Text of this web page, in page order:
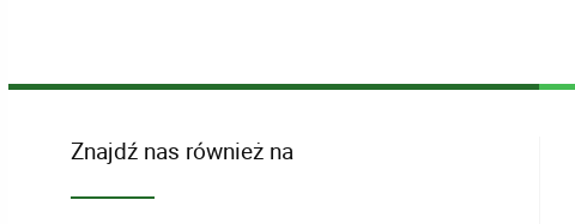
Znajdź nas również na